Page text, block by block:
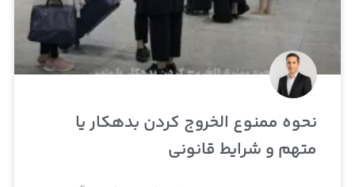
نحوه ممنوع‌ الخروج کردن بدهکار یا
متهم و شرایط قانونی